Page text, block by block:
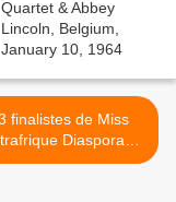
finalistes de Miss
Diaspora
France 2010 >